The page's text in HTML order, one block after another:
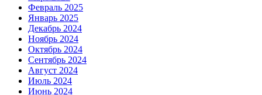
Февраль 2025
Январь 2025
Декабрь 2024
Ноябрь 2024
Октябрь 2024
Сентябрь 2024
Август 2024
Июль 2024
Июнь 2024